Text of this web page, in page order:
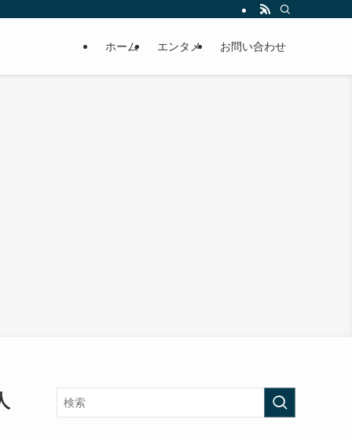
ホーム エンタメ お問い合わせ